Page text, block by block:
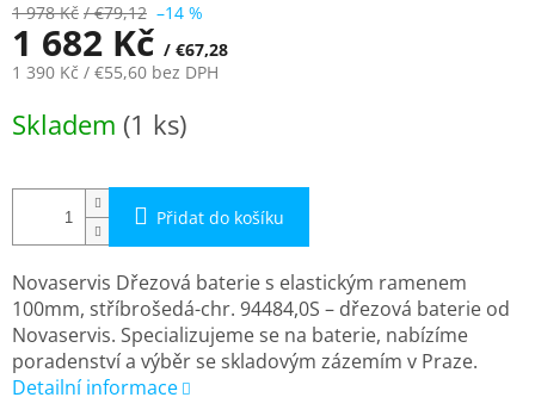
1 978 Kč / €79,12 –14 %
1 682 Kč / €67,28
1 390 Kč / €55,60 bez DPH
cena:
Skladem (1 ks)
Přidat do košíku
Novaservis Dřezová baterie s elastickým ramenem
100mm, stříbrošedá-chr. 94484,0S – dřezová baterie od
Novaservis. Specializujeme se na baterie, nabízíme
poradenství a výběr se skladovým zázemím v Praze.
Detailní informace